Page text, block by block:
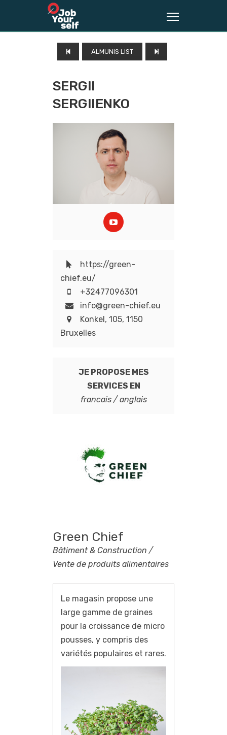
ALMUNIS LIST
SERGII
SERGIIENKO
https://green-
chief.eu/
+32477096301
info@green-chief.eu
Konkel, 105, 1150
Bruxelles
JE PROPOSE MES
SERVICES EN
francais / anglais
Green Chief
Bâtiment & Construction /
Vente de produits alimentaires
Le magasin propose une
large gamme de graines
pour la croissance de micro
pousses, y compris des
variétés populaires et rares.